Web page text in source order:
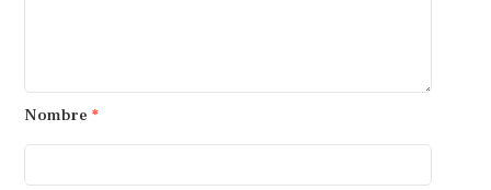
Nombre *